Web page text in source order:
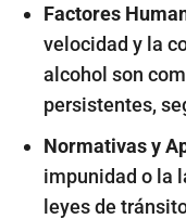
Factores
velocidad y la
alcohol son
persistentes,
Normativas y
impunidad o la
leyes de